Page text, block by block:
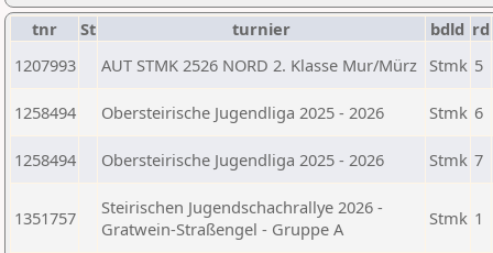
tnr St turnier bdld rd
1207993
AUT STMK 2526 NORD 2. Klasse Mur/Mürz Stmk 5
1258494 Obersteirische Jugendliga 2025 - 2026 Stmk 6
1258494 Obersteirische Jugendliga 2025 - 2026 Stmk 7
1351757
Steirischen Jugendschachrallye 2026 -
Gratwein-Straßengel - Gruppe A
Stmk 1